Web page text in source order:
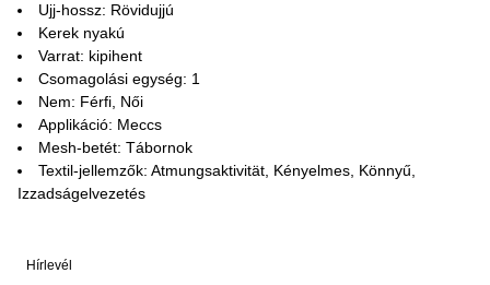
Ujj-hossz: Rövidujjú
Kerek nyakú
Varrat: kipihent
Csomagolási egység: 1
Nem: Férfi, Női
Applikáció: Meccs
Mesh-betét: Tábornok
Textil-jellemzők: Atmungsaktivität, Kényelmes, Könnyű,
Izzadságelvezetés
Hírlevél